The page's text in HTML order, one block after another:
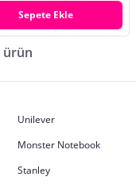
Sepete Ekle
ürün
Unilever
Monster Notebook
Stanley